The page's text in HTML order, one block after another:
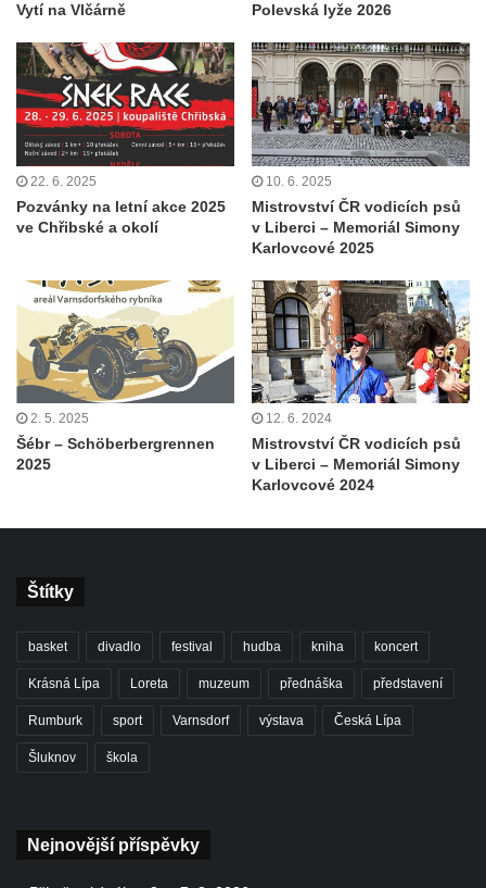
Vytí na Vlčárně Polevská lyže 2026
22. 6. 2025
Pozvánky na letní akce 2025
ve Chřibské a okolí
10. 6. 2025
Mistrovství ČR vodicích psů
v Liberci – Memoriál Simony
Karlovcové 2025
2. 5. 2025
Šébr – Schöberbergrennen
2025
12. 6. 2024
Mistrovství ČR vodicích psů
v Liberci – Memoriál Simony
Karlovcové 2024
Štítky
basket divadlo festival hudba kniha koncert
Krásná Lípa Loreta muzeum přednáška představení
Rumburk sport Varnsdorf výstava Česká Lípa
Šluknov škola
Nejnovější příspěvky